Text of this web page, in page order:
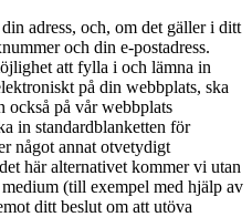
adress, och, om det gäller i ditt
och din e-postadress.
att fylla i och lämna in
på din webbplats, ska
också på vår webbplats
in standardblanketten för
något annat otvetydigt
här alternativet kommer vi utan
(till exempel med hjälp av
ditt beslut om att utöva